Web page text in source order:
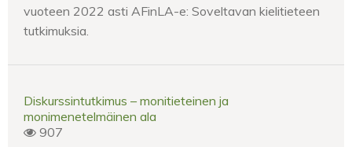
vuoteen 2022 asti AFinLA-e: Soveltavan kielitieteen
tutkimuksia.
Diskurssintutkimus – monitieteinen ja
monimenetelmäinen ala
907